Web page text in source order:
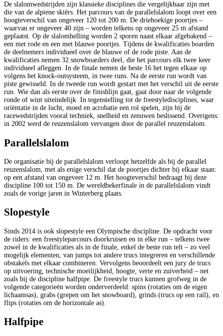
De slalomwedstrijden zijn klassieke disciplines die vergelijkbaar zijn met
die van de alpiene skiërs. Het parcours van de parallelslalom loopt over een
hoogteverschil van ongeveer 120 tot 200 m. De driehoekige poortjes –
waarvan er ongeveer 40 zijn – worden telkens op ongeveer 25 m afstand
geplaatst. Op de slalomhelling worden 2 sporen naast elkaar afgebakend –
een met rode en een met blauwe poortjes. Tijdens de kwalificaties boarden
de deelnemers individueel over de blauwe of de rode piste. Aan de
kwalificaties nemen 32 snowboarders deel, die het parcours elk twee keer
individueel afleggen. In de finale nemen de beste 16 het tegen elkaar op
volgens het knock-outsysteem, in twee runs. Na de eerste run wordt van
piste gewisseld. In de tweede run wordt gestart met het verschil uit de eerste
run. Wie dan als eerste over de finishlijn gaat, gaat door naar de volgende
ronde of wint uiteindelijk. In tegenstelling tot de freestyledisciplines, waar
oriëntatie in de lucht, moed en acrobatie een rol spelen, zijn bij de
racewedstrijden vooral techniek, snelheid en zenuwen beslissend. Overigens:
in 2002 werd de reuzenslalom vervangen door de parallel reuzenslalom.
Parallelslalom
De organisatie bij de parallelslalom verloopt hetzelfde als bij de parallel
reuzenslalom, met als enige verschil dat de poortjes dichter bij elkaar staan:
op een afstand van ongeveer 12 m. Het hoogteverschil bedraagt bij deze
discipline 100 tot 150 m. De wereldbekerfinale in de parallelslalom vindt
zoals de vorige jaren in Winterberg plaats.
Slopestyle
Sinds 2014 is ook slopestyle een Olympische discipline. De opdracht voor
de riders: een freestyleparcours doorkruisen en in elke run – telkens twee
zowel in de kwalificaties als in de finale, enkel de beste run telt – zo veel
mogelijk elementen, van jumps tot andere trucs integreren en verschillende
obstakels met elkaar combineren. Vervolgens beoordeelt een jury de trucs
op uitvoering, technische moeilijkheid, hoogte, verte en zuiverheid – net
zoals bij de discipline halfpipe. De freestyle trucs kunnen grofweg in de
volgende categorieën worden onderverdeeld: spins (rotaties om de eigen
lichaamsas), grabs (grepen om het snowboard), grinds (trucs op een rail), en
flips (rotaties om de horizontale as).
Halfpipe